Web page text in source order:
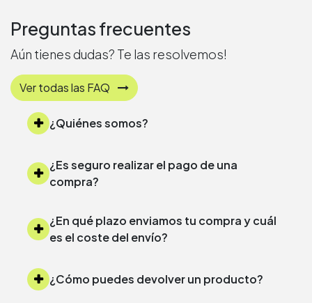
Preguntas frecuentes
Aún tienes dudas? Te las resolvemos!
Ver todas las FAQ
¿Quiénes somos?
¿Es seguro realizar el pago de una
compra?
¿En qué plazo enviamos tu compra y cuál
es el coste del envío?
¿Cómo puedes devolver un producto?